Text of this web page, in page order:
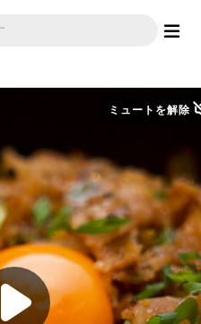
ミュートを解除